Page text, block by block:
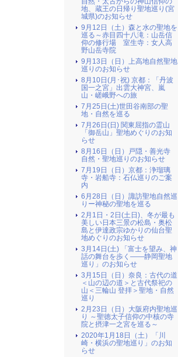
地、蔵王の日帰り聖地巡り(宮
城県)のお知らせ
9月12日（土）森と水の聖地を
巡る～赤目四十八滝：山岳信
仰の修行場 室生寺：女人高
野山岳寺院
9月13日（日）上高地自然聖地
巡りのお知らせ
8月10日(月･祝) 京都：「丹波
国一之宮」出雲大神宮、嵐
山・嵯峨野への旅
7月25日(土)世田谷南部の聖
地・自然を巡る
7月26日(日) 関東屈指の霊山
「御岳山」聖地めぐりのお知
らせ
8月16日（日）戸隠・善光寺
自然・聖地巡りのお知らせ
7月19日（日）京都：浄瑠璃
寺・岩船寺：石仏巡りのご案
内
6月28日（日）諏訪聖地自然巡
りー神秘の聖地を巡る
2月1日・2日(土日)、冬が最も
美しい日本三景の松島・奥松
島と伊達政宗ゆかりの仙台聖
地めぐりのお知らせ
3月14日(土) 「富士を望み、神
話の舞台を歩く――静岡聖地
巡り」のお知らせ
3月15日（日）奈良：古代の道
＜山の辺の道＞と古代祭祀の
山＜三輪山 登拝＞聖地・自然
巡り
2月23日（日）大阪府内聖地巡
り ～聖徳太子信仰の中核の寺
院と摂津一之宮を巡る～
2020年1月18日（土）「川
崎・横浜の聖地巡り」のお知
らせ